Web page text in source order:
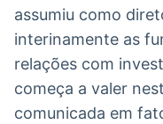
Soluções de Dados
e Conteúdos
assumiu como
interinamente as
relações com
começa a valer
comunicada em